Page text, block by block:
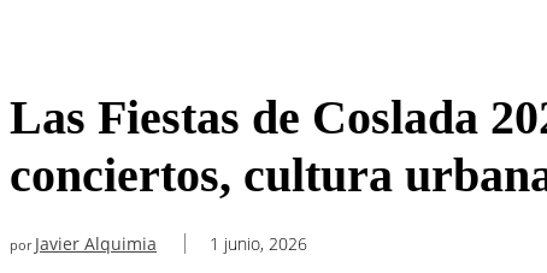
Las Fiestas de Coslada
conciertos, cultura
por Javier Alquimia 1 junio, 2026